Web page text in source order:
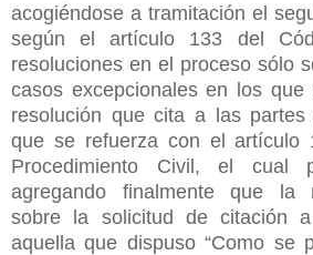
acogiéndose a tramitación el
según el artículo 133 del
resoluciones en el proceso sólo
casos excepcionales en los
resolución que cita a las
que se refuerza con el artículo
Procedimiento Civil, el cual
agregando finalmente que la
sobre la solicitud de citación
aquella que dispuso “Como se